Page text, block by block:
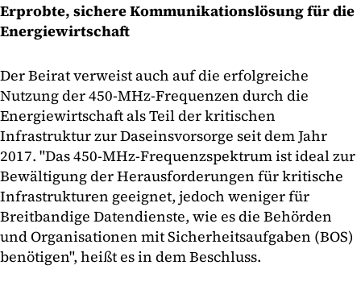
Erprobte, sichere Kommunikationslösung für die
Energiewirtschaft
Der Beirat verweist auch auf die erfolgreiche
Nutzung der 450-MHz-Frequenzen durch die
Energiewirtschaft als Teil der kritischen
Infrastruktur zur Daseinsvorsorge seit dem Jahr
2017. "Das 450-MHz-Frequenzspektrum ist ideal zur
Bewältigung der Herausforderungen für kritische
Infrastrukturen geeignet, jedoch weniger für
Breitbandige Datendienste, wie es die Behörden
und Organisationen mit Sicherheitsaufgaben (BOS)
benötigen", heißt es in dem Beschluss.